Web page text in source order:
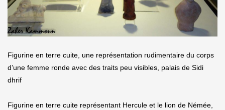
Figurine en terre cuite, une représentation rudimentaire du corps
d’une femme ronde avec des traits peu visibles, palais de Sidi
dhrif
Figurine en terre cuite représentant Hercule et le lion de Némée,